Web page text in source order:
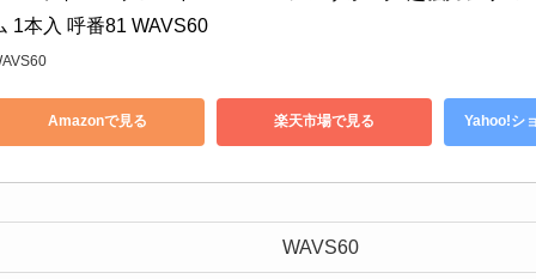
1本入 呼番81 WAVS60
Amazonで見る 楽天市場で見る Yahoo!シ
WAVS60